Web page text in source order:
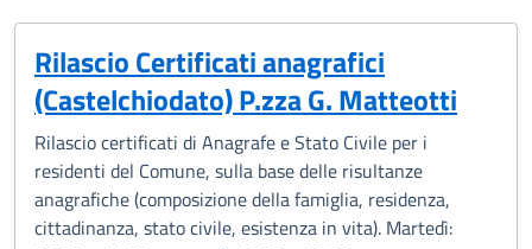
Rilascio Certificati anagrafici
(Castelchiodato) P.zza G. Matteotti
Rilascio certificati di Anagrafe e Stato Civile per i
residenti del Comune, sulla base delle risultanze
anagrafiche (composizione della famiglia, residenza,
cittadinanza, stato civile, esistenza in vita). Martedì: